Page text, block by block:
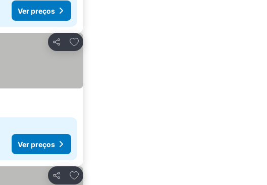
Ver preços
Partilhar
Adicionar aos favoritos
Ver preços
Partilhar
Adicionar aos favoritos